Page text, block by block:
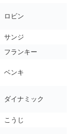
ロビン
サンジ
フランキー
ベンキ
ダイナミック
こうじ